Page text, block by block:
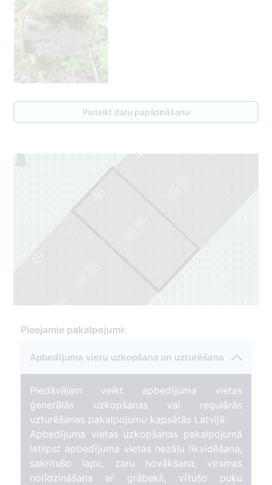
Pieteikt datu papildināšanu
46
48
47
1
Pieejamie pakalpojumi:
Apbedījuma vietu uzkopšana un uzturēšana
Piedāvājam veikt apbedījuma vietas
ģenerālās uzkopšanas vai regulārās
uzturēšanas pakalpojumu kapsētās Latvijā.
Apbedījuma vietas uzkopšanas pakalpojumā
ietilpst apbedījuma vietas nezāļu likvidēšana,
sakritušo lapu, zaru novākšana, virsmas
nolīdzināšana ar grābekli, vītušo puķu